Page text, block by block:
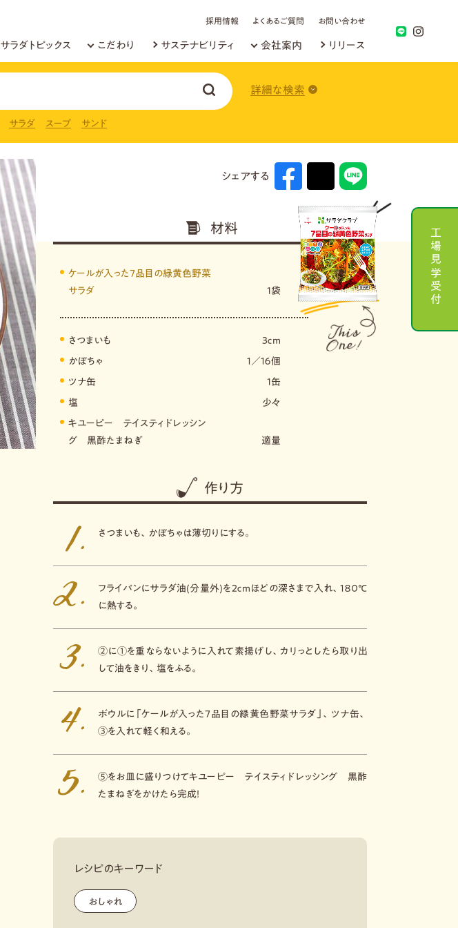
サラダトピックス こだわり サステナビリティ 会社案内 リリース
採用情報 よくあるご質問 お問い合わせ
工場見学受付
詳細な検索
サラダ スープ サンド
シェアする
材料
ケールが入った７品目の緑黄色野菜
サラダ
1袋
さつまいも ３ｃｍ
かぼちゃ １／１６個
ツナ缶 1缶
塩 少々
キユーピー テイスティドレッシン
グ 黒酢たまねぎ
適量
作り方
さつまいも、かぼちゃは薄切りにする。
フライパンにサラダ油(分量外)を２ｃｍほどの深さまで入れ、１８０℃
に熱する。
②に①を重ならないように入れて素揚げし、カリっとしたら取り出
して油をきり、塩をふる。
ボウルに「ケールが入った７品目の緑黄色野菜サラダ」、ツナ缶、
③を入れて軽く和える。
⑤をお皿に盛りつけてキユーピー テイスティドレッシング 黒酢
たまねぎをかけたら完成！
レシピのキーワード
おしゃれ